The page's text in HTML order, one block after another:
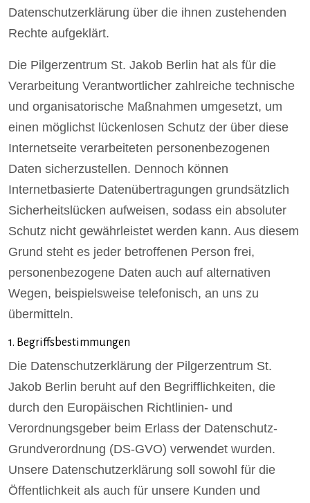
Datenschutzerklärung über die ihnen zustehenden
Rechte aufgeklärt.
Die Pilgerzentrum St. Jakob Berlin hat als für die
Verarbeitung Verantwortlicher zahlreiche technische
und organisatorische Maßnahmen umgesetzt, um
einen möglichst lückenlosen Schutz der über diese
Internetseite verarbeiteten personenbezogenen
Daten sicherzustellen. Dennoch können
Internetbasierte Datenübertragungen grundsätzlich
Sicherheitslücken aufweisen, sodass ein absoluter
Schutz nicht gewährleistet werden kann. Aus diesem
Grund steht es jeder betroffenen Person frei,
personenbezogene Daten auch auf alternativen
Wegen, beispielsweise telefonisch, an uns zu
übermitteln.
1. Begriffsbestimmungen
Die Datenschutzerklärung der Pilgerzentrum St.
Jakob Berlin beruht auf den Begrifflichkeiten, die
durch den Europäischen Richtlinien- und
Verordnungsgeber beim Erlass der Datenschutz-
Grundverordnung (DS-GVO) verwendet wurden.
Unsere Datenschutzerklärung soll sowohl für die
Öffentlichkeit als auch für unsere Kunden und